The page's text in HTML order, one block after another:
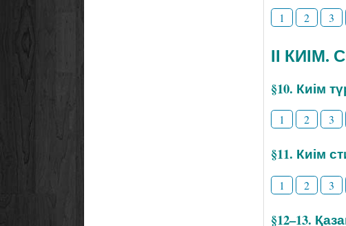
1 2 3
ІІ
§10. Киім
1 2 3
§11. Киім
1 2 3
§12–13.